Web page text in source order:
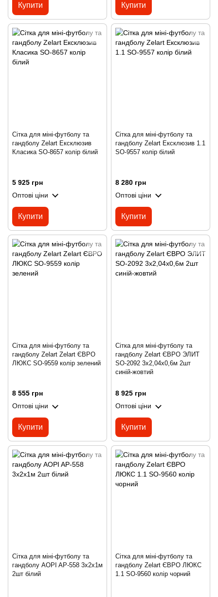
Купити Купити
Сітка для міні-футболу та
гандболу Zelart Ексклюзив
Класика SO-8657 колір білий
5 925 грн
Оптові ціни
Купити
Сітка для міні-футболу та
гандболу Zelart Ексклюзив 1.1
SO-9557 колір білий
8 280 грн
Оптові ціни
Купити
Сітка для міні-футболу та
гандболу Zelart Zelart ЄВРО
ЛЮКС SO-9559 колір зелений
8 555 грн
Оптові ціни
Купити
Сітка для міні-футболу та
гандболу Zelart ЄВРО ЭЛИТ
SO-2092 3x2,04x0,6м 2шт
синій-жовтий
8 925 грн
Оптові ціни
Купити
Сітка для міні-футболу та
гандболу AOPI AP-558 3x2x1м
2шт білий
Сітка для міні-футболу та
гандболу Zelart ЄВРО ЛЮКС
1.1 SO-9560 колір чорний